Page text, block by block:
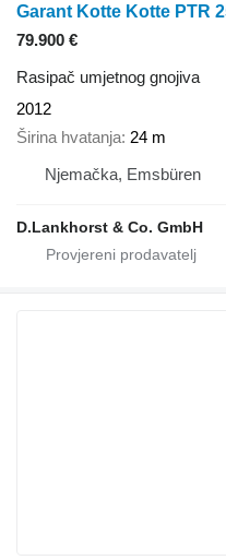
Garant Kotte Kotte PTR
79.900 €
Rasipač umjetnog gnojiva
2012
Širina hvatanja 24 m
Njemačka, Emsbüren
D.Lankhorst & Co. GmbH